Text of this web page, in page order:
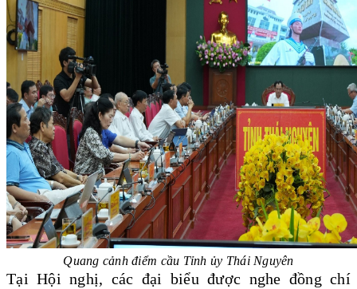
Quang cảnh điểm cầu Tỉnh ủy Thái Nguyên
Tại Hội nghị, các đại biểu được nghe đồng chí